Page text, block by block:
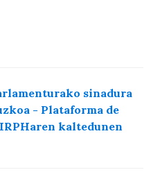
sinadura
- Plataforma de
kaltedunen